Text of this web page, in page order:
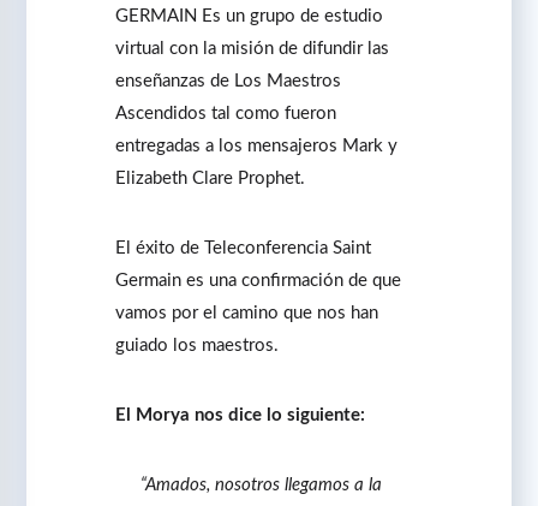
GERMAIN Es un grupo de estudio
virtual con la misión de difundir las
enseñanzas de Los Maestros
Ascendidos tal como fueron
entregadas a los mensajeros Mark y
Elizabeth Clare Prophet.
El éxito de Teleconferencia Saint
Germain es una confirmación de que
vamos por el camino que nos han
guiado los maestros.
El Morya nos dice lo siguiente:
“Amados, nosotros llegamos a la